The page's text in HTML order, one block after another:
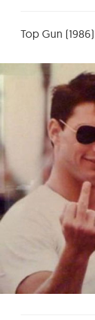
Top Gun (1986)